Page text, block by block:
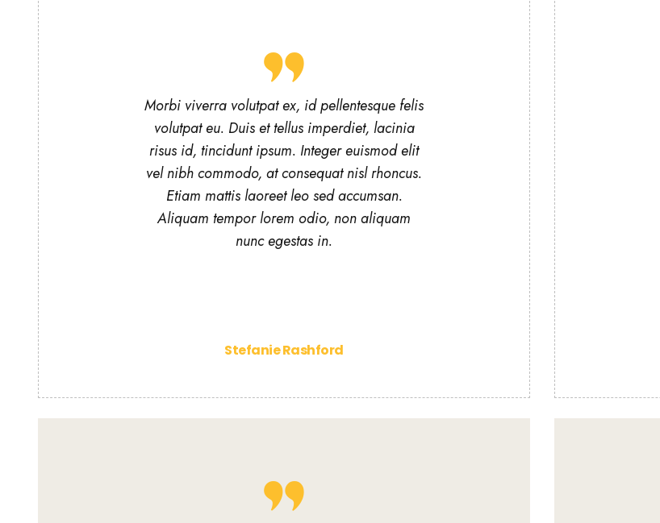
Morbi viverra volutpat ex, id pellentesque felis
volutpat eu. Duis et tellus imperdiet, lacinia
risus id, tincidunt ipsum. Integer euismod elit
vel nibh commodo, at consequat nisl rhoncus.
Etiam mattis laoreet leo sed accumsan.
Aliquam tempor lorem odio, non aliquam
nunc egestas in.
Stefanie Rashford